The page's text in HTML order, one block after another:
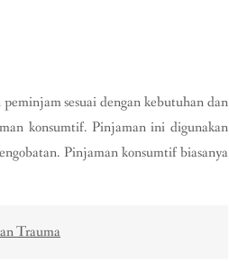
sesuai dengan kebutuhan dan
konsumtif. Pinjaman ini digunakan
Pinjaman konsumtif biasanya
Trauma